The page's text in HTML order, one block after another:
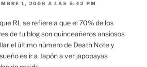
1, 2008 A LAS 5:42 PM
RL se refiere a que el 70% de los
de tu blog son quinceañeros ansiosos
el último número de Death Note y
es ir a Japón a ver japopayas